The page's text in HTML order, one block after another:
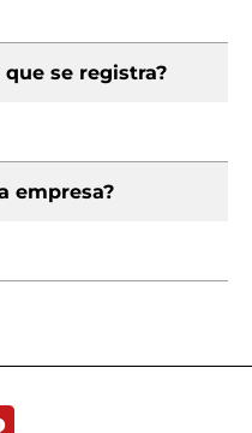
se registra?
empresa?